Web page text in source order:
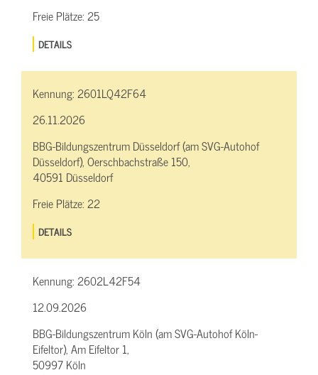
Freie Plätze:25
DETAILS
Kennung:2601LQ42F64
26.11.2026
BBG-Bildungszentrum Düsseldorf (am SVG-Autohof
Düsseldorf), Oerschbachstraße 150,
40591 Düsseldorf
Freie Plätze:22
DETAILS
Kennung:2602L42F54
12.09.2026
BBG-Bildungszentrum Köln (am SVG-Autohof Köln-
Eifeltor), Am Eifeltor 1,
50997 Köln